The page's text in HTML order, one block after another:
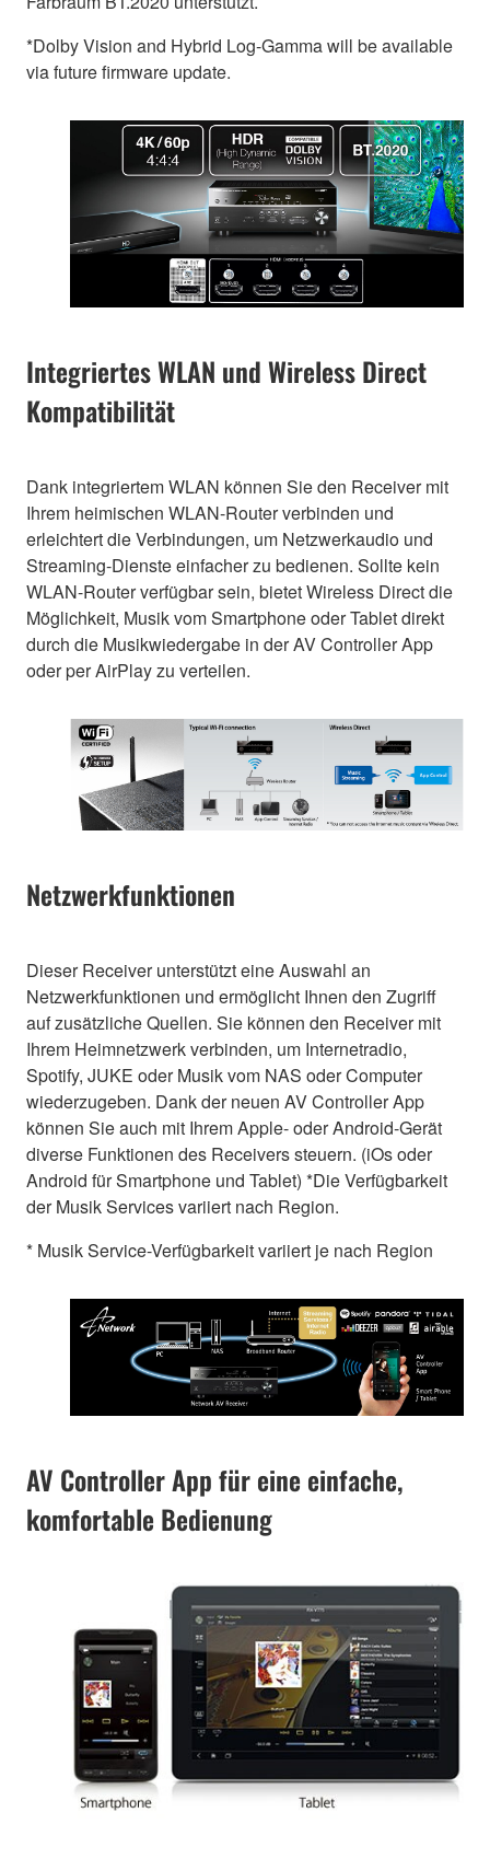
*Dolby Vision and Hybrid Log-Gamma will be available
via future firmware update.
Integriertes WLAN und Wireless Direct
Kompatibilität
Dank integriertem WLAN können Sie den Receiver mit
Ihrem heimischen WLAN-Router verbinden und
erleichtert die Verbindungen, um Netzwerkaudio und
Streaming-Dienste einfacher zu bedienen. Sollte kein
WLAN-Router verfügbar sein, bietet Wireless Direct die
Möglichkeit, Musik vom Smartphone oder Tablet direkt
durch die Musikwiedergabe in der AV Controller App
oder per AirPlay zu verteilen.
Netzwerkfunktionen
Dieser Receiver unterstützt eine Auswahl an
Netzwerkfunktionen und ermöglicht Ihnen den Zugriff
auf zusätzliche Quellen. Sie können den Receiver mit
Ihrem Heimnetzwerk verbinden, um Internetradio,
Spotify, JUKE oder Musik vom NAS oder Computer
wiederzugeben. Dank der neuen AV Controller App
können Sie auch mit Ihrem Apple- oder Android-Gerät
diverse Funktionen des Receivers steuern. (iOs oder
Android für Smartphone und Tablet) *Die Verfügbarkeit
der Musik Services variiert nach Region.
* Musik Service-Verfügbarkeit variiert je nach Region
AV Controller App für eine einfache,
komfortable Bedienung